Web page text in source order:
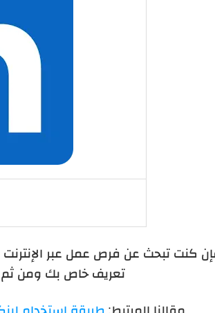
كنت تبحث عن فرص عمل عبر الإنترنت
تعريف خاص بك ومن ثم
مقالنا المرتبط: طريقة استخدام